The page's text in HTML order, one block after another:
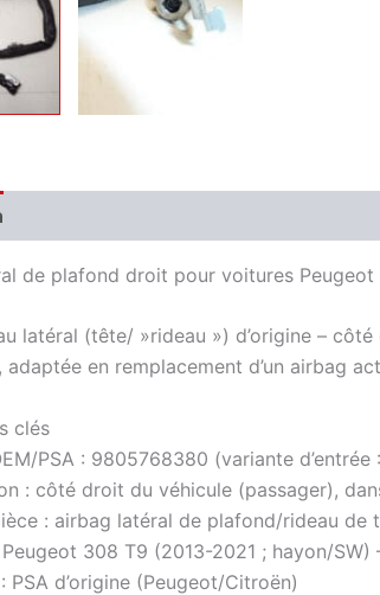
de plafond droit pour voitures Peugeot
latéral (tête/ »rideau ») d’origine –
adaptée en remplacement d’un airbag
clés
PSA : 9805768380 (variante
: côté droit du véhicule (passager),
: airbag latéral de plafond/rideau de
Peugeot 308 T9 (2013-2021 ; hayon/
PSA d’origine (Peugeot/Citroën)